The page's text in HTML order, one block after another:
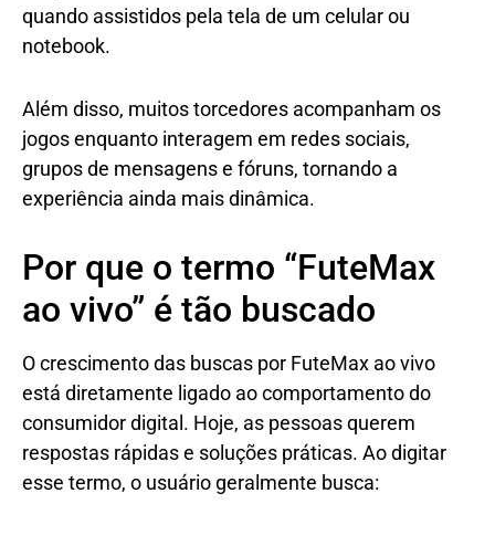
quando assistidos pela tela de um celular ou
notebook.
Além disso, muitos torcedores acompanham os
jogos enquanto interagem em redes sociais,
grupos de mensagens e fóruns, tornando a
experiência ainda mais dinâmica.
Por que o termo “FuteMax
ao vivo” é tão buscado
O crescimento das buscas por FuteMax ao vivo
está diretamente ligado ao comportamento do
consumidor digital. Hoje, as pessoas querem
respostas rápidas e soluções práticas. Ao digitar
esse termo, o usuário geralmente busca: